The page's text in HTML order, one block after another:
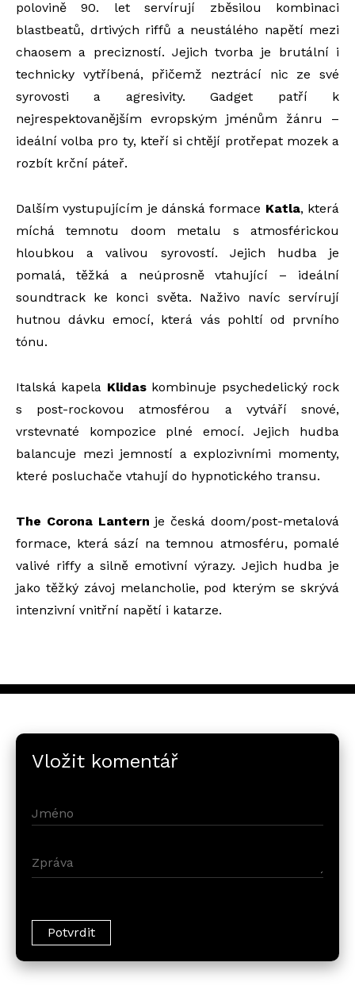
polovině 90. let servírují zběsilou kombinaci
blastbeatů, drtivých riffů a neustálého napětí mezi
chaosem a precizností. Jejich tvorba je brutální i
technicky vytříbená, přičemž neztrácí nic ze své
syrovosti a agresivity. Gadget patří k
nejrespektovanějším evropským jménům žánru –
ideální volba pro ty, kteří si chtějí protřepat mozek a
rozbít krční páteř.
Dalším vystupujícím je dánská formace Katla, která
míchá temnotu doom metalu s atmosférickou
hloubkou a valivou syrovostí. Jejich hudba je
pomalá, těžká a neúprosně vtahující – ideální
soundtrack ke konci světa. Naživo navíc servírují
hutnou dávku emocí, která vás pohltí od prvního
tónu.
Italská kapela Klidaskombinuje psychedelický rock
s post-rockovou atmosférou a vytváří snové,
vrstevnaté kompozice plné emocí. Jejich hudba
balancuje mezi jemností a explozivními momenty,
které posluchače vtahují do hypnotického transu.
The Corona Lantern je česká doom/post-metalová
formace, která sází na temnou atmosféru, pomalé
valivé riffy a silně emotivní výrazy. Jejich hudba je
jako těžký závoj melancholie, pod kterým se skrývá
intenzivní vnitřní napětí i katarze.
Vložit komentář